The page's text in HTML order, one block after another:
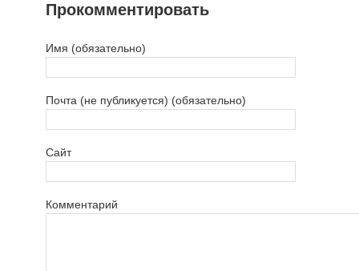
Прокомментировать
Имя (обязательно)
Почта (не публикуется) (обязательно)
Сайт
Комментарий